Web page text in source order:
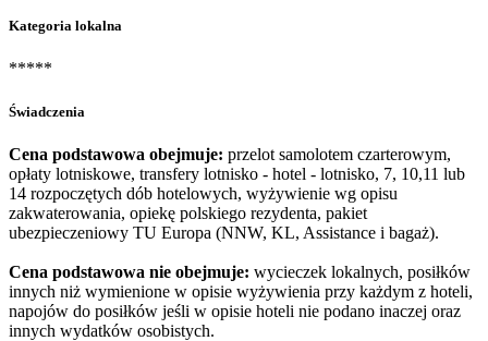
Kategoria lokalna
*****
Świadczenia
Cena podstawowa obejmuje: przelot samolotem czarterowym,
opłaty lotniskowe, transfery lotnisko - hotel - lotnisko, 7, 10,11 lub
14 rozpoczętych dób hotelowych, wyżywienie wg opisu
zakwaterowania, opiekę polskiego rezydenta, pakiet
ubezpieczeniowy TU Europa (NNW, KL, Assistance i bagaż).
Cena podstawowa nie obejmuje: wycieczek lokalnych, posiłków
innych niż wymienione w opisie wyżywienia przy każdym z hoteli,
napojów do posiłków jeśli w opisie hoteli nie podano inaczej oraz
innych wydatków osobistych.